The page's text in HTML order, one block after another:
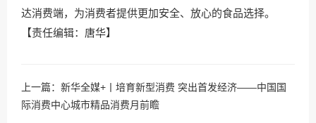
达消费端，为消费者提供更加安全、放心的食品选择。
【责任编辑：唐华】
上一篇： 新华全媒+丨培育新型消费 突出首发经济——中国国
际消费中心城市精品消费月前瞻